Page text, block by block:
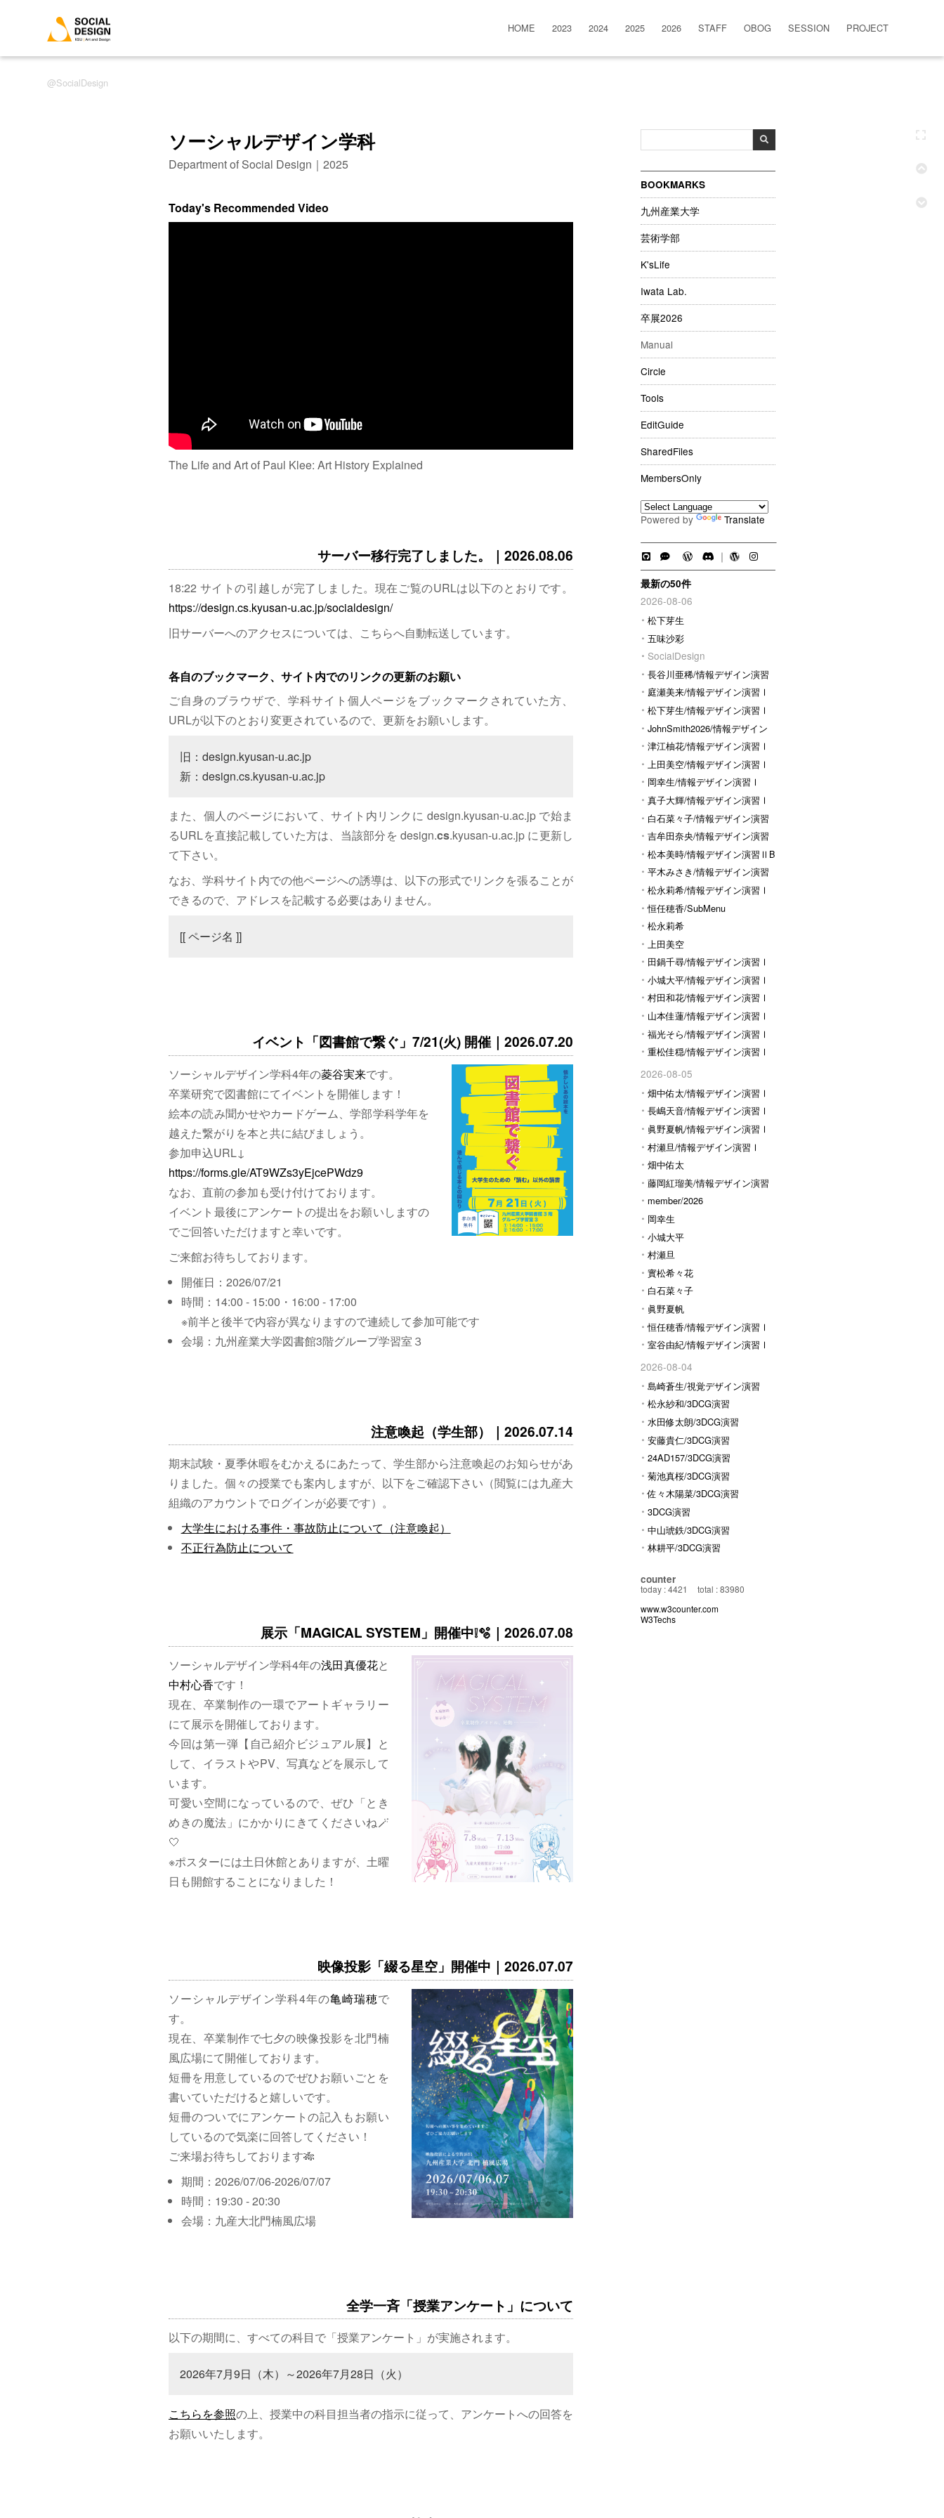
SocialDesign
HOME 2023 2024 2025 2026 STAFF OBOG SESSION PROJECT
BOOKMARKS
九州産業大学
芸術学部
K'sLife
Iwata Lab.
卒展2026
Manual
Circle
Tools
EditGuide
SharedFiles
MembersOnly
Powered by Translate
｜
最新の50件
2026-08-06
松下芽生
五味沙彩
SocialDesign
長谷川亜稀/情報デザイン演習
Ⅰ 庭瀬美来/情報デザイン演習Ⅰ
松下芽生/情報デザイン演習Ⅰ
JohnSmith2026/情報デザイン
演習I
津江柚花/情報デザイン演習Ⅰ
上田美空/情報デザイン演習Ⅰ
岡幸生/情報デザイン演習Ⅰ
真子大輝/情報デザイン演習Ⅰ
白石菜々子/情報デザイン演習
Ⅰ 吉牟田奈央/情報デザイン演習
Ⅰ 松本美時/情報デザイン演習ⅡB
平木みさき/情報デザイン演習
Ⅰ 松永莉希/情報デザイン演習Ⅰ
恒任穂香/SubMenu
松永莉希
上田美空
田鍋千尋/情報デザイン演習Ⅰ
小城大平/情報デザイン演習Ⅰ
村田和花/情報デザイン演習Ⅰ
山本佳蓮/情報デザイン演習Ⅰ
福光そら/情報デザイン演習Ⅰ
重松佳穏/情報デザイン演習Ⅰ
2026-08-05
畑中佑太/情報デザイン演習Ⅰ
長嶋天音/情報デザイン演習Ⅰ
眞野夏帆/情報デザイン演習Ⅰ
村瀬旦/情報デザイン演習Ⅰ
畑中佑太
藤岡紅瑠美/情報デザイン演習
Ⅰ member/2026
岡幸生
小城大平
村瀬旦
實松希々花
白石菜々子
眞野夏帆
恒任穂香/情報デザイン演習Ⅰ
室谷由紀/情報デザイン演習Ⅰ
2026-08-04
島崎蒼生/視覚デザイン演習
松永紗和/3DCG演習
水田修太朗/3DCG演習
安藤貴仁/3DCG演習
24AD157/3DCG演習
菊池真桜/3DCG演習
佐々木陽菜/3DCG演習
3DCG演習
中山琥鉄/3DCG演習
林耕平/3DCG演習
counter
today : 4421
total : 83980
www.w3counter.com
W3Techs
ソーシャルデザイン学科
Department of Social Design｜2025
Today's Recommended Video
The Life and Art of Paul Klee: Art History Explained
サーバー移行完了しました。｜2026.08.06
18:22 サイトの引越しが完了しました。現在ご覧のURLは以下のとおりです。
https://design.cs.kyusan-u.ac.jp/socialdesign/
旧サーバーへのアクセスについては、こちらへ自動転送しています。
各自のブックマーク、サイト内でのリンクの更新のお願い
ご自身のブラウザで、学科サイト個人ページをブックマークされていた方、
URLが以下のとおり変更されているので、更新をお願いします。
旧：design.kyusan-u.ac.jp
新：design.cs.kyusan-u.ac.jp
また、個人のページにおいて、サイト内リンクに design.kyusan-u.ac.jp で始ま
るURLを直接記載していた方は、当該部分を design.cs.kyusan-u.ac.jp に更新し
て下さい。
なお、学科サイト内での他ページへの誘導は、以下の形式でリンクを張ることが
できるので、アドレスを記載する必要はありません。
[[ ページ名 ]]
イベント「図書館で繋ぐ」7/21(火) 開催｜2026.07.20
ソーシャルデザイン学科4年の菱谷実来です。
卒業研究で図書館にてイベントを開催します！
絵本の読み聞かせやカードゲーム、学部学科学年を
越えた繋がりを本と共に結びましょう。
参加申込URL↓
https://forms.gle/AT9WZs3yEjcePWdz9
なお、直前の参加も受け付けております。
イベント最後にアンケートの提出をお願いしますの
でご回答いただけますと幸いです。
ご来館お待ちしております。
開催日：2026/07/21
時間：14:00 - 15:00・16:00 - 17:00
※前半と後半で内容が異なりますので連続して参加可能です
会場：九州産業大学図書館3階グループ学習室３
注意喚起（学生部）｜2026.07.14
期末試験・夏季休暇をむかえるにあたって、学生部から注意喚起のお知らせがあ
りました。個々の授業でも案内しますが、以下をご確認下さい（閲覧には九産大
組織のアカウントでログインが必要です）。
大学生における事件・事故防止について（注意喚起）
不正行為防止について
展示「MAGICAL SYSTEM」開催中❕🫧｜2026.07.08
ソーシャルデザイン学科4年の浅田真優花と
中村心香です！
現在、卒業制作の一環でアートギャラリー
にて展示を開催しております。
今回は第一弾【自己紹介ビジュアル展】と
して、イラストやPV、写真などを展示して
います。
可愛い空間になっているので、ぜひ「とき
めきの魔法」にかかりにきてくださいね🪄
🤍
※ポスターには土日休館とありますが、土曜
日も開館することになりました！
映像投影「綴る星空」開催中｜2026.07.07
ソーシャルデザイン学科4年の亀崎瑞穂で
す。
現在、卒業制作で七夕の映像投影を北門楠
風広場にて開催しております。
短冊を用意しているのでぜひお願いごとを
書いていただけると嬉しいです。
短冊のついでにアンケートの記入もお願い
しているので気楽に回答してください！
ご来場お待ちしております🎋
期間：2026/07/06-2026/07/07
時間：19:30 - 20:30
会場：九産大北門楠風広場
全学一斉「授業アンケート」について
以下の期間に、すべての科目で「授業アンケート」が実施されます。
2026年7月9日（木）～2026年7月28日（火）
こちらを参照の上、授業中の科目担当者の指示に従って、アンケートへの回答を
お願いいたします。